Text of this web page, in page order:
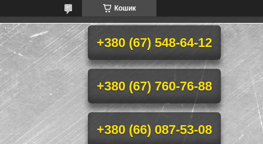
Кошик
+380 (67) 548-64-12
+380 (67) 760-76-88
+380 (66) 087-53-08